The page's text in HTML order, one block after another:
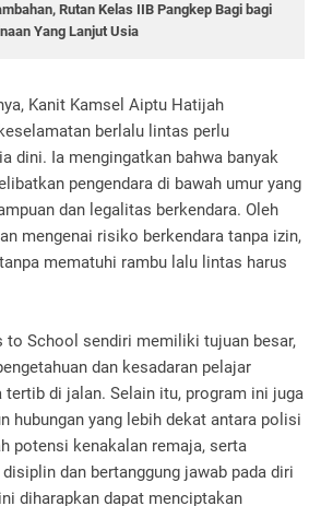
Rutan Kelas IIB Pangkep Bagi bagi
Yang Lanjut Usia
Kanit Kamsel Aiptu Hatijah
berlalu lintas perlu
dini. Ia mengingatkan bahwa banyak
pengendara di bawah umur yang
dan legalitas berkendara. Oleh
mengenai risiko berkendara tanpa izin,
mematuhi rambu lalu lintas harus
to School sendiri memiliki tujuan besar,
dan kesadaran pelajar
tertib di jalan. Selain itu, program ini juga
hubungan yang lebih dekat antara polisi
potensi kenakalan remaja, serta
dan bertanggung jawab pada diri
diharapkan dapat menciptakan